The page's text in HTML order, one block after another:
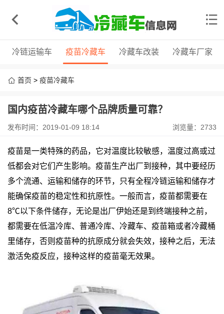
冷链运输车 疫苗冷藏车 冷藏车改装 冷藏车厂家
首页 > 疫苗冷藏车
国内疫苗冷藏车哪个品牌质量可靠？
发布时间：2019-01-09 18:14 浏览量：2733
疫苗是一类特殊的药品，它对温度比较敏感，温度过高或过
低都会对它们产生影响。疫苗生产出厂到接种，其中要经历
多个流通、运输和储存的环节，只有全程冷链运输和储存才
能确保疫苗的稳定性和抗原性。一般而言，疫苗都需要在
8℃以下条件储存，无论是出厂伊始还是到终端接种之前，
都需要在低温冷库、普通冷库、冷藏车、疫苗箱或者冷藏桶
里储存，否则疫苗种的抗原成分就会失效，接种之后，无法
激活免疫反应，接种这样的疫苗毫无效果。